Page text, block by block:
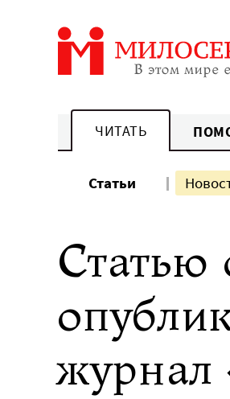
ЧИТАТЬ
Статьи
Статью
журнал